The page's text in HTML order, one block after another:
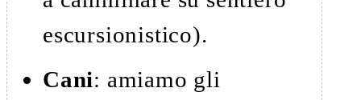
escursionistico).
Cani: amiamo gli